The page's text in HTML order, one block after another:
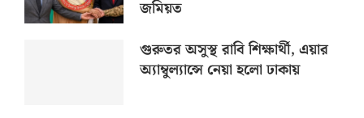
জমিয়ত
গুরুতর অসুস্থ রাবি শিক্ষার্থী, এয়ার
অ্যাম্বুল্যান্সে নেয়া হলো ঢাকায়